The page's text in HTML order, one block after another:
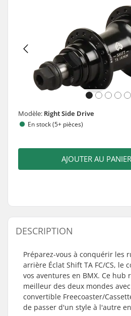
Modèle: Right Side Drive
En stock (5+ pièces)
AJOUTER AU PANIER
DESCRIPTION
Préparez-vous à conquérir les
arrière Éclat Shift TA FC/CS, le
vos aventures en BMX. Ce hub
meilleur des deux mondes
convertible Freecoaster/
de passer d'un style à l'autre